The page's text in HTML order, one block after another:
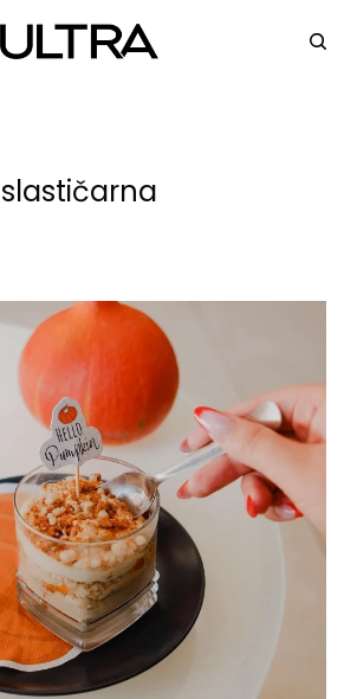
slastičarna